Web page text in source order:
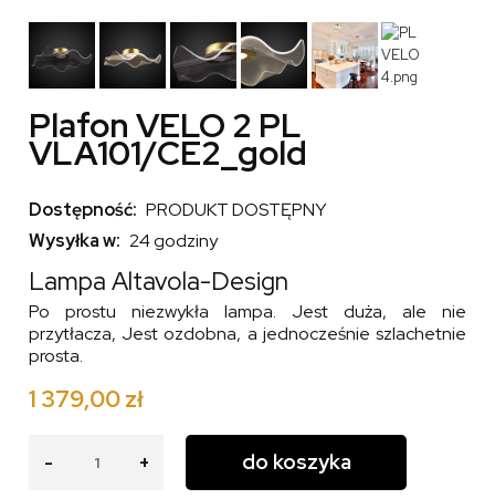
Plafon VELO 2 PL
VLA101/CE2_gold
Dostępność: PRODUKT DOSTĘPNY
Wysyłka w: 24 godziny
Lampa Altavola-Design
Po prostu niezwykła lampa. Jest duża, ale nie
przytłacza, Jest ozdobna, a jednocześnie szlachetnie
prosta.
1 379,00 zł
- + do koszyka